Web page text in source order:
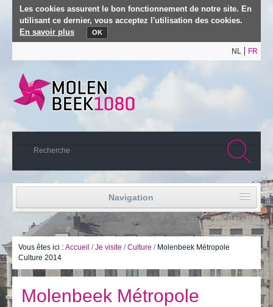
Les cookies assurent le bon fonctionnement de notre site. En
utilisant ce dernier, vous acceptez l'utilisation des cookies.
En savoir plus
OK
NL FR
Navigation
Accueil
Vie politique
Je vis
Je visite
Vous êtes ici : Accueil /Je visite /Culture / Molenbeek Métropole
Culture 2014
Molenbeek Métropole